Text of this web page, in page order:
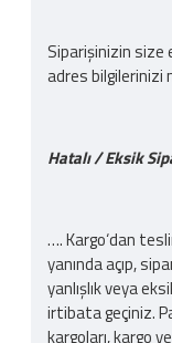
Siparişinizin size
adres bilgilerinizi
Hatalı / Eksik
…. Kargo‘dan
yanında açıp,
yanlışlık veya
irtibata geçiniz.
kargoları, kargo